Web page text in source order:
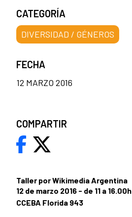
Taller por Wikimedia Argentina
12 de marzo 2016 - de 11 a 16.00h
CCEBA Florida 943
CATEGORÍA
DIVERSIDAD / GÉNEROS
FECHA
12 MARZO 2016
COMPARTIR